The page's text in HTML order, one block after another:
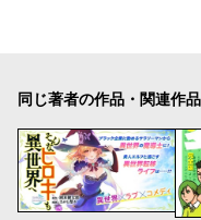
同じ著者の作品・関連作品